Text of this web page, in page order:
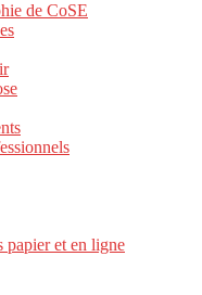
de CoSE
papier et en ligne